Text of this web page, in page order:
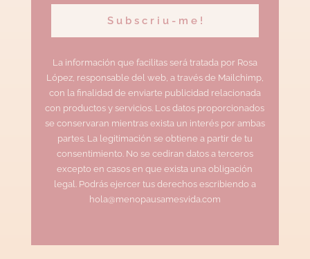
La información que facilitas será tratada por Rosa
López, responsable del web, a través de Mailchimp,
con la finalidad de enviarte publicidad relacionada
con productos y servicios. Los datos proporcionados
se conservaran mientras exista un interés por ambas
partes. La legitimación se obtiene a partir de tu
consentimiento. No se cediran datos a terceros
excepto en casos en que exista una obligación
legal. Podrás ejercer tus derechos escribiendo a
hola@menopausamesvida.com